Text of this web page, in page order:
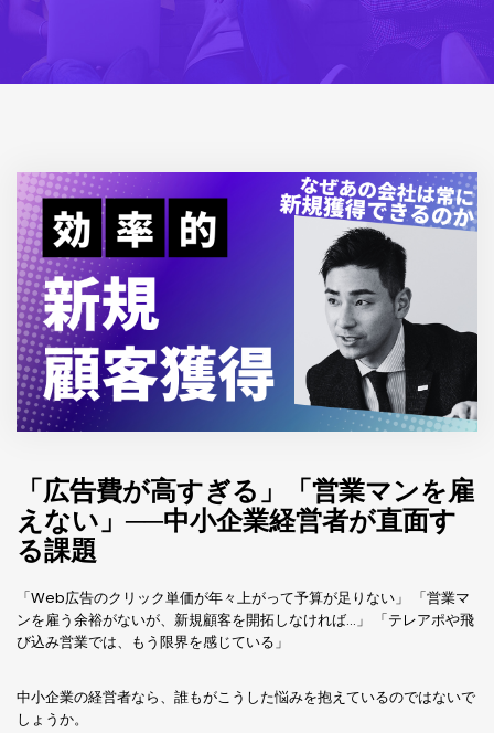
「広告費が高すぎる」「営業マンを雇
えない」──中小企業経営者が直面す
る課題
「Web広告のクリック単価が年々上がって予算が足りない」 「営業マ
ンを雇う余裕がないが、新規顧客を開拓しなければ…」 「テレアポや飛
び込み営業では、もう限界を感じている」
中小企業の経営者なら、誰もがこうした悩みを抱えているのではないで
しょうか。